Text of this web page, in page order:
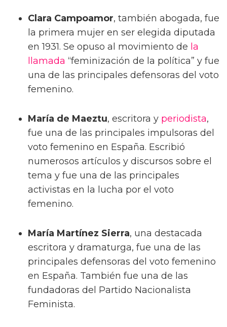
Clara Campoamor, también abogada, fue
la primera mujer en ser elegida diputada
en 1931. Se opuso al movimiento de la
llamada “feminización de la política” y fue
una de las principales defensoras del voto
femenino.
María de Maeztu, escritora y periodista,
fue una de las principales impulsoras del
voto femenino en España. Escribió
numerosos artículos y discursos sobre el
tema y fue una de las principales
activistas en la lucha por el voto
femenino.
María Martínez Sierra, una destacada
escritora y dramaturga, fue una de las
principales defensoras del voto femenino
en España. También fue una de las
fundadoras del Partido Nacionalista
Feminista.